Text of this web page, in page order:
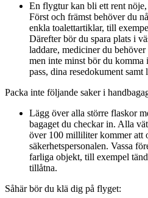
En flygtur kan bli ett rent
Först och främst behöver du
enkla toalettartiklar, till
Därefter bör du spara plats i
laddare, mediciner du
men inte minst bör du komma
pass, dina resedokument samt
Packa inte följande saker i
Lägg över alla större flaskor
bagaget du checkar in. Alla
över 100 milliliter kommer att
säkerhetspersonalen. Vassa
farliga objekt, till exempel
tillåtna.
Såhär bör du klä dig på flyget: